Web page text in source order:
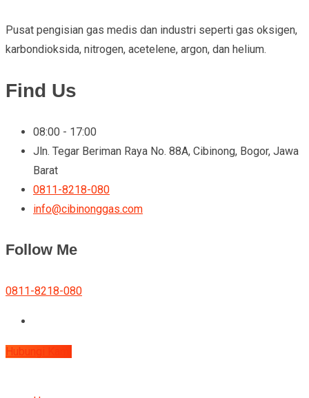
Pusat pengisian gas medis dan industri seperti gas oksigen,
karbondioksida, nitrogen, acetelene, argon, dan helium.
Find Us
08:00 - 17:00
Jln. Tegar Beriman Raya No. 88A, Cibinong, Bogor, Jawa
Barat
0811-8218-080
info@cibinonggas.com
Follow Me
0811-8218-080
Hubungi Kami